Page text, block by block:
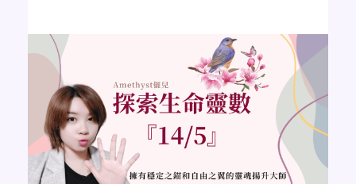
《主
數
析》
14/5
是
擁
有
穩
定
之
錨